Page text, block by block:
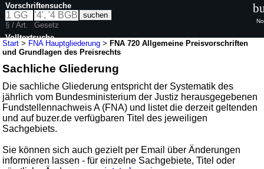
Start > FNA Hauptgliederung >FNA 720 Allgemeine Preisvorschriften
und Grundlagen des Preisrechts
Sachliche Gliederung
Die sachliche Gliederung entspricht der Systematik des
jährlich vom Bundesministerium der Justiz herausgegebenen
Fundstellennachweis A (FNA) und listet die derzeit geltenden
und auf buzer.de verfügbaren Titel des jeweiligen
Sachgebiets.
Sie können sich auch gezielt per Email über Änderungen
informieren lassen - für einzelne Sachgebiete, Titel oder
Vorschriftensuche
§ / Art.
Gesetz
Volltextsuche